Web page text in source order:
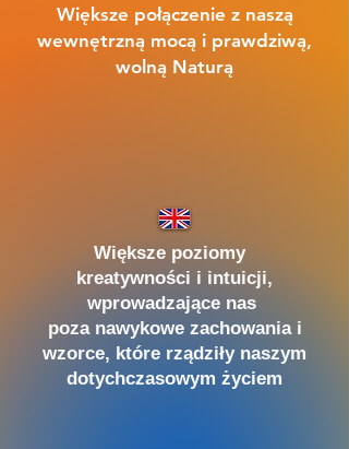
Większe połączenie z naszą
wewnętrzną mocą i prawdziwą,
wolną Naturą
Większe poziomy
kreatywności i intuicji,
wprowadzające nas
poza nawykowe zachowania i
wzorce, które rządziły naszym
dotychczasowym życiem